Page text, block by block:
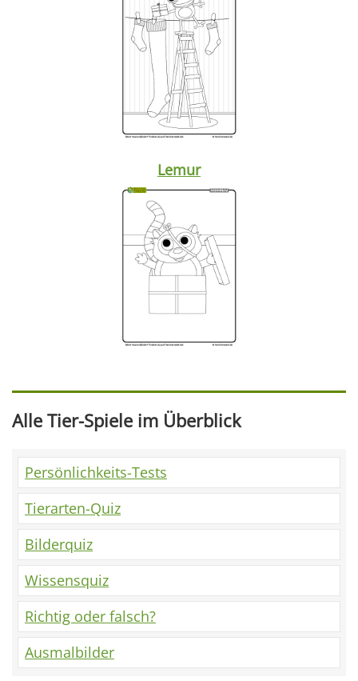
Lemur
Alle Tier-Spiele im Überblick
Persönlichkeits-Tests
Tierarten-Quiz
Bilderquiz
Wissensquiz
Richtig oder falsch?
Ausmalbilder